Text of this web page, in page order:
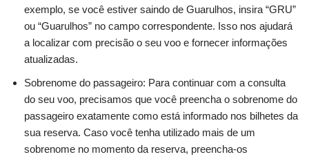
exemplo, se você estiver saindo de Guarulhos, insira “GRU”
ou “Guarulhos” no campo correspondente. Isso nos ajudará
a localizar com precisão o seu voo e fornecer informações
atualizadas.
Sobrenome do passageiro: Para continuar com a consulta
do seu voo, precisamos que você preencha o sobrenome do
passageiro exatamente como está informado nos bilhetes da
sua reserva. Caso você tenha utilizado mais de um
sobrenome no momento da reserva, preencha-os